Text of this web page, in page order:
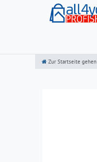
Zur Startseite gehen